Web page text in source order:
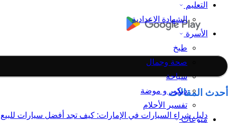
التعليم
الشهادة الاعدادية
الأسرة
طبخ
صحة وجمال
سياحة
ديكور و موضة
تفسير الأحلام
منوعات
أحدث المقالات
دليل شراء السيارات في الإمارات: كيف تجد أفضل سيارات